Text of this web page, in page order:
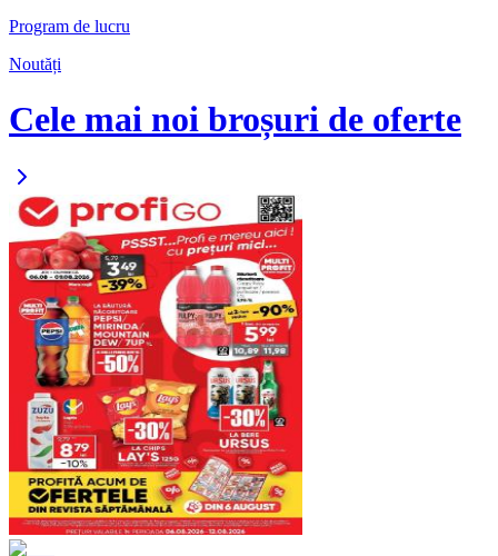
Program de lucru
Noutăți
Cele mai noi broșuri de oferte